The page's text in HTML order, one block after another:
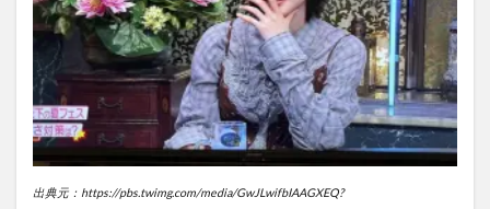
出典元：https://pbs.twimg.com/media/GwJLwifbIAAGXEQ?